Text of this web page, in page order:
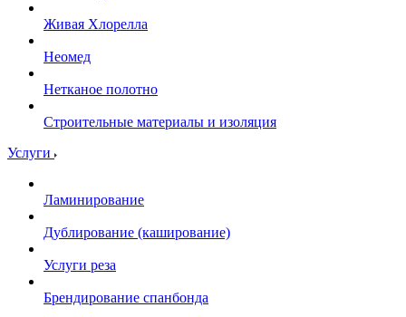
Живая Хлорелла
Нeомед
Нетканое полотно
Строительные материалы и изоляция
Услуги
Ламинирование
Дублирование (каширование)
Услуги реза
Брендирование спанбонда